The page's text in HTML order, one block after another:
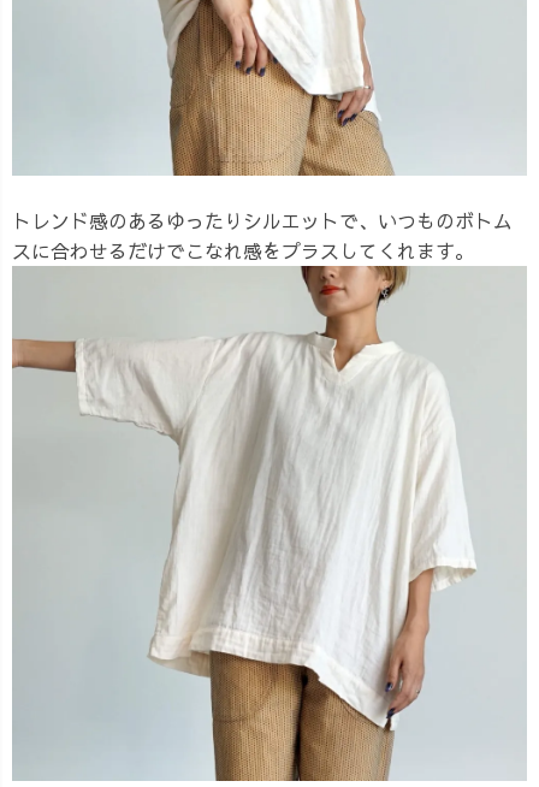
トレンド感のあるゆったりシルエットで、いつものボトム
スに合わせるだけでこなれ感をプラスしてくれます。